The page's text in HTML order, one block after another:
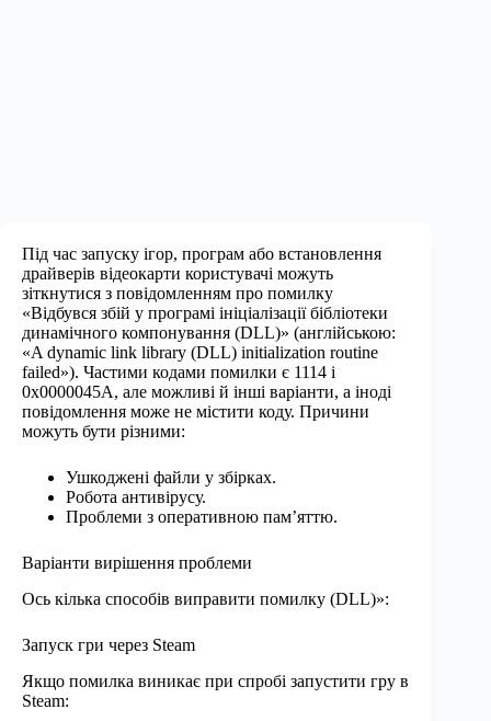
Під час запуску ігор, програм або встановлення
драйверів відеокарти користувачі можуть
зіткнутися з повідомленням про помилку
«Відбувся збій у програмі ініціалізації бібліотеки
динамічного компонування (DLL)» (англійською:
«A dynamic link library (DLL) initialization routine
failed»). Частими кодами помилки є 1114 і
0x0000045А, але можливі й інші варіанти, а іноді
повідомлення може не містити коду. Причини
можуть бути різними:
Ушкоджені файли у збірках.
Робота антивірусу.
Проблеми з оперативною пам’яттю.
Варіанти вирішення проблеми
Ось кілька способів виправити помилку (DLL)»:
Запуск гри через Steam
Якщо помилка виникає при спробі запустити гру в
Steam: